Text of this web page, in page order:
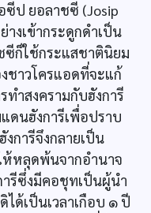
ซีป ยอลาชซี (Josip
างเข้ากระดูกดำเป็น
ซีก็ใช้กระแสชาตินิยม
ชาวโครแอดที่จะแก้
ำสงครามกับฮังการี
ดนฮังการีเพื่อปราบ
การีจึงกลายเป็น
ห้หลุดพ้นจากอำนาจ
ารีซึ่งมีคอชุทเป็นผู้นำ
ได้เป็นเวลาเกือบ ๑ ปี